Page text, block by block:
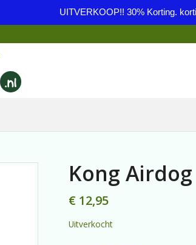
UITVERKOOP!! 30% Korting.
Kong
€ 12,95
Uitverkocht